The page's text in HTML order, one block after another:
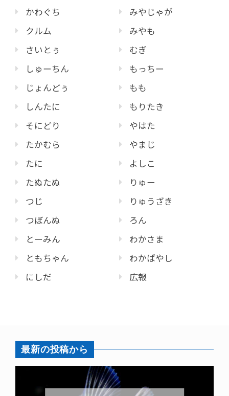
かわぐち
クルム
さいとぅ
しゅーちん
じょんどぅ
しんたに
そにどり
たかむら
たに
たぬたぬ
つじ
つぼんぬ
とーみん
ともちゃん
にしだ
みやじゃが
みやも
むぎ
もっちー
もも
もりたき
やはた
やまじ
よしこ
りゅー
りゅうざき
ろん
わかさま
わかばやし
広報
最新の投稿から